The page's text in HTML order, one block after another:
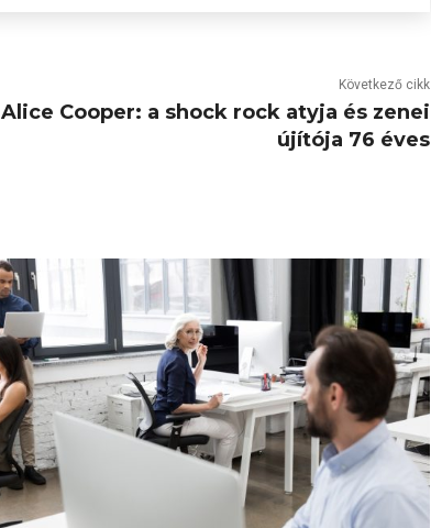
Következő cikk
Alice Cooper: a shock rock atyja és zenei
újítója 76 éves